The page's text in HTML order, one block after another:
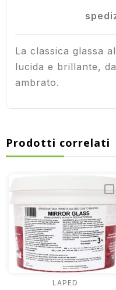
La classica glassa
lucida e brillante,
ambrato.
Prodotti correlati
LAPED